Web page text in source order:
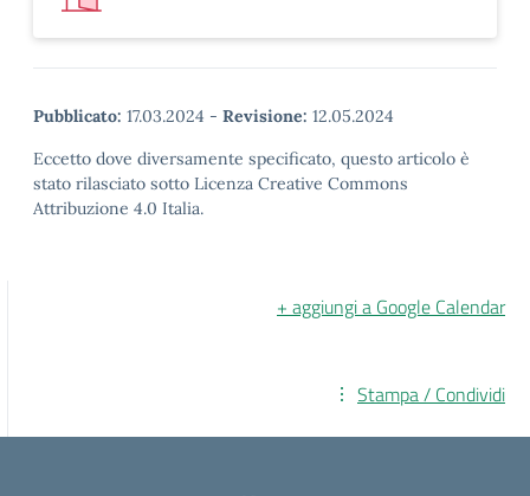
Pubblicato: 17.03.2024 - Revisione: 12.05.2024
Eccetto dove diversamente specificato, questo articolo è
stato rilasciato sotto Licenza Creative Commons
Attribuzione 4.0 Italia.
+ aggiungi a Google Calendar
Stampa / Condividi